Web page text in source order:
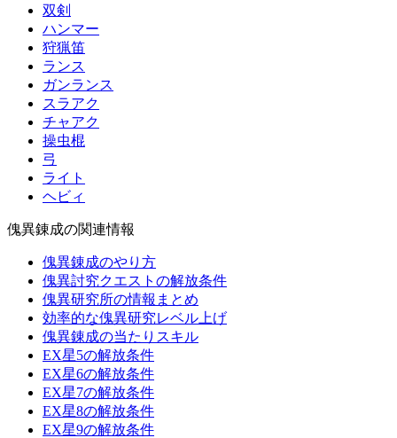
双剣
ハンマー
狩猟笛
ランス
ガンランス
スラアク
チャアク
操虫棍
弓
ライト
ヘビィ
傀異錬成の関連情報
傀異錬成のやり方
傀異討究クエストの解放条件
傀異研究所の情報まとめ
効率的な傀異研究レベル上げ
傀異錬成の当たりスキル
EX星5の解放条件
EX星6の解放条件
EX星7の解放条件
EX星8の解放条件
EX星9の解放条件